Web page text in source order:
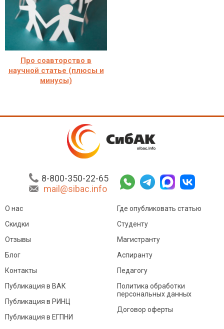
Про соавторство в
научной статье (плюсы и
минусы)
8-800-350-22-65
mail@sibac.info
О нас
Скидки
Отзывы
Блог
Контакты
Где опубликовать статью
Студенту
Магистранту
Аспиранту
Педагогу
Публикация в ВАК
Публикация в РИНЦ
Публикация в ЕГПНИ
Политика обработки
персональных данных
Договор оферты